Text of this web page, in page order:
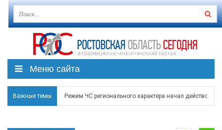
Меню сайта
Важные темы
Режим ЧС регионального характера начал
В Чеховской библиотеке Таганрога открылась